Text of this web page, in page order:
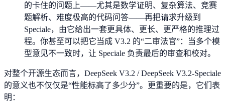
的卡住的问题上——尤其是数学证明、复杂算法、竞赛
题解析、难度极高的代码问答——再把请求升级到
Speciale，由它给出一套更具体、更长、更严格的推理过
程。你甚至可以把它当成 V3.2 的“二审法官”：当多个模
型意见不一致时，让 Speciale 负责最后的审查和校对。
对整个开源生态而言，DeepSeek V3.2 / DeepSeek V3.2-Speciale
的意义也不仅仅是“性能标高了多少分”。更重要的是，它们表
明：